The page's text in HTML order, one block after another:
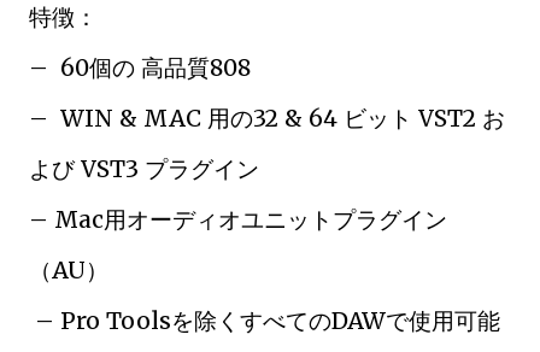
特徴：
– 60個の 高品質808
– WIN & MAC 用の32 & 64 ビット VST2 お
よび VST3 プラグイン
– Mac用オーディオユニットプラグイン
（AU）
– Pro Toolsを除くすべてのDAWで使用可能